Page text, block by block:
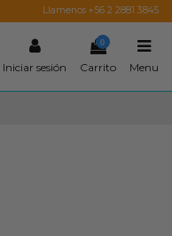
Llamenos +56 2 2881 3845
Iniciar sesión
0
Carrito Menu